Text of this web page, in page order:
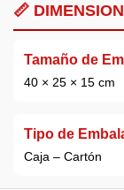
📏
Tamaño de
40 × 25 × 15 cm
Tipo de
Caja – Cartón